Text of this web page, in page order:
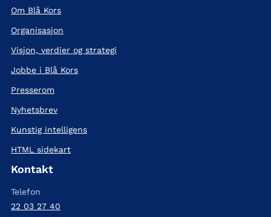
Om Blå Kors
Organisasjon
Visjon, verdier og strategi
Jobbe i Blå Kors
Presserom
Nyhetsbrev
Kunstig intelligens
HTML sidekart
Kontakt
Telefon
22 03 27 40